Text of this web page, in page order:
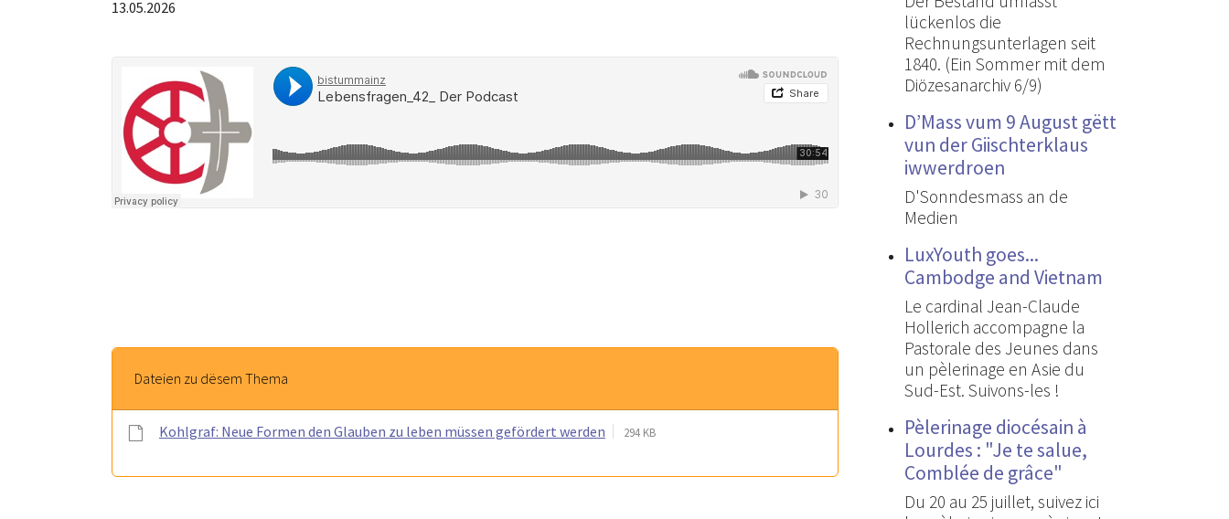
13.05.2026
Dateien zu dësem Thema
Kohlgraf: Neue Formen den Glauben zu leben müssen gefördert werden 294 KB
lückenlos die
Rechnungsunterlagen seit
1840. (Ein Sommer mit dem
Diözesanarchiv 6/9)
D’Mass vum 9 August gëtt
vun der Giischterklaus
iwwerdroen
D'Sonndesmass an de
Medien
LuxYouth goes...
Cambodge and Vietnam
Le cardinal Jean-Claude
Hollerich accompagne la
Pastorale des Jeunes dans
un pèlerinage en Asie du
Sud-Est. Suivons-les !
Pèlerinage diocésain à
Lourdes : "Je te salue,
Comblée de grâce"
Du 20 au 25 juillet, suivez ici